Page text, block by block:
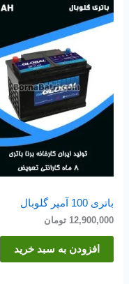
باتری 100 آمپر گلوبال
12,900,000 تومان
افزودن به سبد خرید